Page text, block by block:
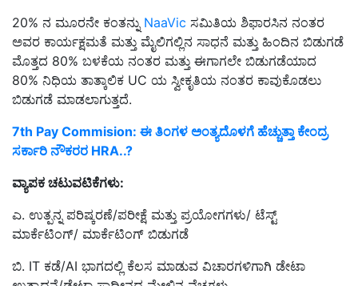
20% ನ ಮೂರನೇ ಕಂತನ್ನು NaaVic ಸಮಿತಿಯ ಶಿಫಾರಸಿನ ನಂತರ
ಅವರ ಕಾರ್ಯಕ್ಷಮತೆ ಮತ್ತು ಮೈಲಿಗಲ್ಲಿನ ಸಾಧನೆ ಮತ್ತು ಹಿಂದಿನ ಬಿಡುಗಡೆ
ಮೊತ್ತದ 80% ಬಳಕೆಯ ನಂತರ ಮತ್ತು ಈಗಾಗಲೇ ಬಿಡುಗಡೆಯಾದ
80% ನಿಧಿಯ ತಾತ್ಕಾಲಿಕ UC ಯ ಸ್ವೀಕೃತಿಯ ನಂತರ ಕಾವುಕೊಡಲು
ಬಿಡುಗಡೆ ಮಾಡಲಾಗುತ್ತದೆ.
7th Pay Commision: ಈ ತಿಂಗಳ ಅಂತ್ಯದೊಳಗೆ ಹೆಚ್ಚುತ್ತಾ ಕೇಂದ್ರ
ಸರ್ಕಾರಿ ನೌಕರರ HRA..?
ವ್ಯಾಪಕ ಚಟುವಟಿಕೆಗಳು:
ಎ. ಉತ್ಪನ್ನ ಪರಿಷ್ಕರಣೆ/ಪರೀಕ್ಷೆ ಮತ್ತು ಪ್ರಯೋಗಗಳು/ ಟೆಸ್ಟ್
ಮಾರ್ಕೆಟಿಂಗ್/ ಮಾರ್ಕೆಟಿಂಗ್ ಬಿಡುಗಡೆ
ಬಿ. IT ಕಡೆ/AI ಭಾಗದಲ್ಲಿ ಕೆಲಸ ಮಾಡುವ ವಿಚಾರಗಳಿಗಾಗಿ ಡೇಟಾ